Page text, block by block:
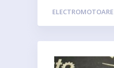
ELECTROMOTOARE